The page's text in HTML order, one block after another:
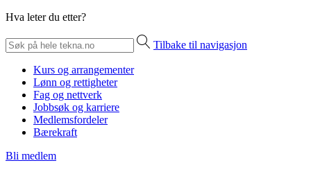
Hva leter du etter?
Tilbake til navigasjon
Kurs og arrangementer
Lønn og rettigheter
Fag og nettverk
Jobbsøk og karriere
Medlemsfordeler
Bærekraft
Bli medlem